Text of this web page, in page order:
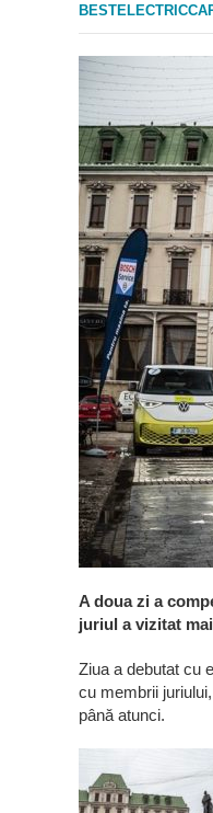
A doua zi a
juriul a vizitat
Ziua a debutat cu
cu membrii
până atunci.